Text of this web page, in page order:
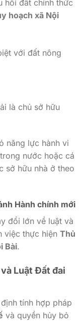
hồi đất chính thức
hoạch xã Nội
với đất nông
là chủ sở hữu
năng lực hành vi
nước hoặc cá
sở hữu nhà ở theo
Hành chính mới
đổi lớn về luật và
việc thực hiện Thủ
Bài.
Luật Đất đai
tính hợp pháp
và quyền hủy bỏ